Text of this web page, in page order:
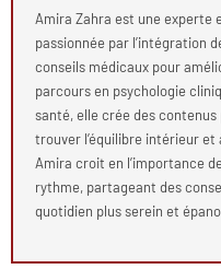
Amira Zahra est une experte
passionnée par l’intégration
conseils médicaux pour
parcours en psychologie
santé, elle crée des
trouver l’équilibre intérieur
Amira croit en l’importance
rythme, partageant des
quotidien plus serein et